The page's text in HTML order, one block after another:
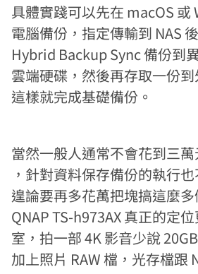
具體實踐可以先在 macOS 或
電腦備份，指定傳輸到 NAS
Hybrid Backup Sync 備份到
雲端硬碟，然後再存取一份
這樣就完成基礎備份。
當然一般人通常不會花到三
，針對資料保存備份的執行
遑論要再多花萬把塊搞這麼
QNAP TS-h973AX 真正的定
室，拍一部 4K 影音少說
加上照片 RAW 檔，光存檔跟